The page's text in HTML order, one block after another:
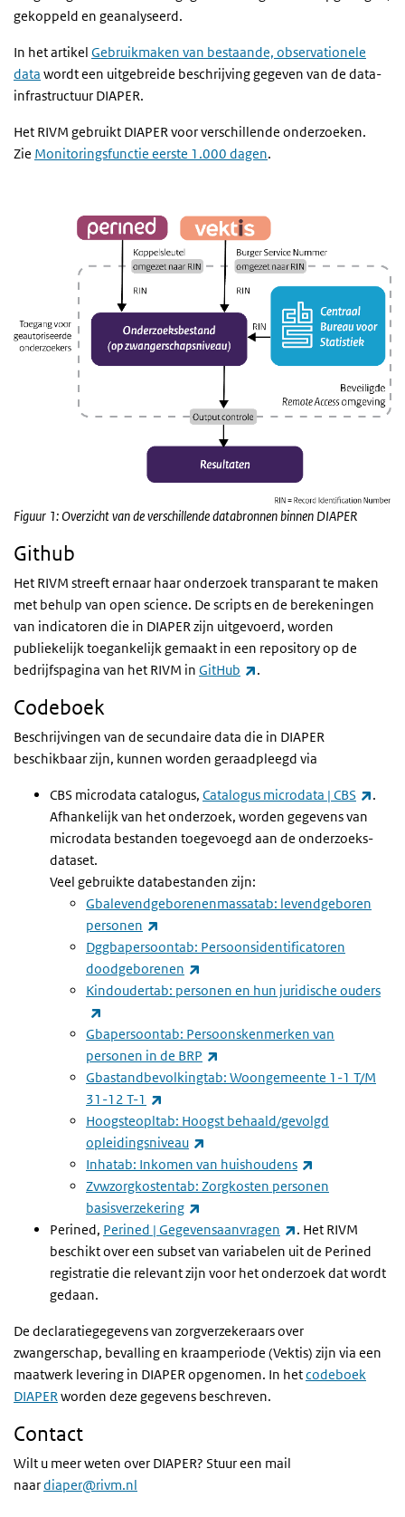
gekoppeld en geanalyseerd.
In het artikel Gebruikmaken van bestaande, observationele
data wordt een uitgebreide beschrijving gegeven van de data-
infrastructuur DIAPER.
Het RIVM gebruikt DIAPER voor verschillende onderzoeken.
Zie Monitoringsfunctie eerste 1.000 dagen.
Figuur 1: Overzicht van de verschillende databronnen binnen DIAPER
Github
Het RIVM streeft ernaar haar onderzoek transparant te maken
met behulp van open science. De scripts en de berekeningen
van indicatoren die in DIAPER zijn uitgevoerd, worden
publiekelijk toegankelijk gemaakt in een repository op de
bedrijfspagina van het RIVM in GitHub .
Codeboek
Beschrijvingen van de secundaire data die in DIAPER
beschikbaar zijn, kunnen worden geraadpleegd via
CBS microdata catalogus, Catalogus microdata | CBS
.
Afhankelijk van het onderzoek, worden gegevens van
microdata bestanden toegevoegd aan de onderzoeks-
dataset.
Veel gebruikte databestanden zijn:
Gbalevendgeborenenmassatab: levendgeboren
personen
Dggbapersoontab: Persoonsidentificatoren
doodgeborenen
Kindoudertab: personen en hun juridische ouders
Gbapersoontab: Persoonskenmerken van
personen in de BRP
Gbastandbevolkingtab: Woongemeente 1-1 T/M
31-12 T-1
Hoogsteopltab: Hoogst behaald/gevolgd
opleidingsniveau
Inhatab: Inkomen van huishoudens
Zvwzorgkostentab: Zorgkosten personen
basisverzekering
Perined, Perined | Gegevensaanvragen (externe link)
. Het RIVM
beschikt over een subset van variabelen uit de Perined
registratie die relevant zijn voor het onderzoek dat wordt
gedaan.
De declaratiegegevens van zorgverzekeraars over
zwangerschap, bevalling en kraamperiode (Vektis) zijn via een
maatwerk levering in DIAPER opgenomen. In hetcodeboek
DIAPER worden deze gegevens beschreven.
Contact
Wilt u meer weten over DIAPER? Stuur een mail
naardiaper@rivm.nl